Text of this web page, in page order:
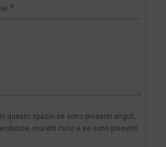
in questo spazio se sono presenti angoli,
muretti curvi e se sono presenti